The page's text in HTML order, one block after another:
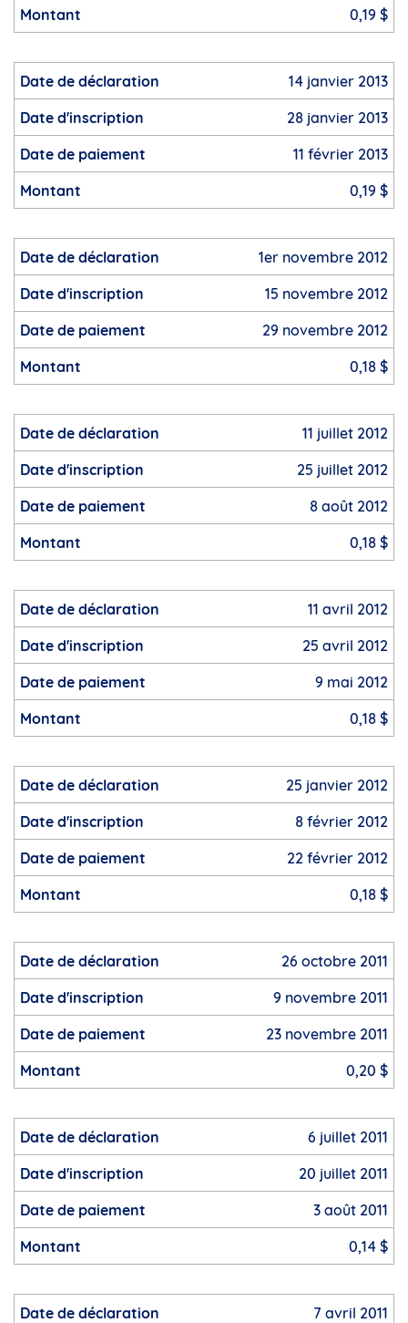
0,19 $
14 janvier 2013
28 janvier 2013
11 février 2013
0,19 $
1er novembre 2012
15 novembre 2012
29 novembre 2012
0,18 $
11 juillet 2012
25 juillet 2012
8 août 2012
0,18 $
11 avril 2012
25 avril 2012
9 mai 2012
0,18 $
25 janvier 2012
8 février 2012
22 février 2012
0,18 $
26 octobre 2011
9 novembre 2011
23 novembre 2011
0,20 $
6 juillet 2011
20 juillet 2011
3 août 2011
0,14 $
7 avril 2011